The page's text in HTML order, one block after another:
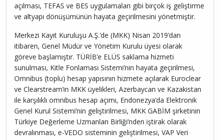
açılması, TEFAS ve BES uygulamaları gibi birçok iş geliştirme
ve altyapı dönüşümünün hayata geçirilmesini yönetmiştir.
Merkezi Kayıt Kuruluşu A.Ş.’de (MKK) Nisan 2019’dan
itibaren, Genel Müdür ve Yönetim Kurulu üyesi olarak
göreve başlamıştır. TÜRİB’e ELÜS saklama hizmeti
sunulması, Kitle Fonlaması Sistemi’nin hayata geçirilmesi,
Omnibus (toplu) hesap yapısının hizmete açılarak Euroclear
ve Clearstream’in MKK üyelikleri, Azerbaycan ve Kazakistan
ile karşılıklı omnibus hesap açımı, Endonezya’da Elektronik
Genel Kurul Sistemi’nin geliştirilmesi, MKK GABİM şirketinin
Türkiye Değerleme Uzmanları Birliği’nden iştirak olarak
devralınması, e-VEDO sisteminin geliştirilmesi, VAP Veri